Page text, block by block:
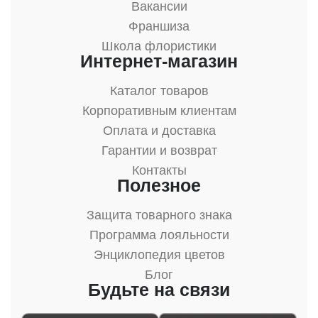
Вакансии
Франшиза
Школа флористики
Интернет-магазин
Каталог товаров
Корпоративным клиентам
Оплата и доставка
Гарантии и возврат
Контакты
Полезное
Защита товарного знака
Программа лояльности
Энциклопедия цветов
Блог
Будьте на связи